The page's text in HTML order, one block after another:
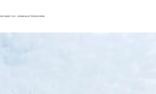
等方面探索广泛合作，共同创建科技农业产学研深度合作新样板。